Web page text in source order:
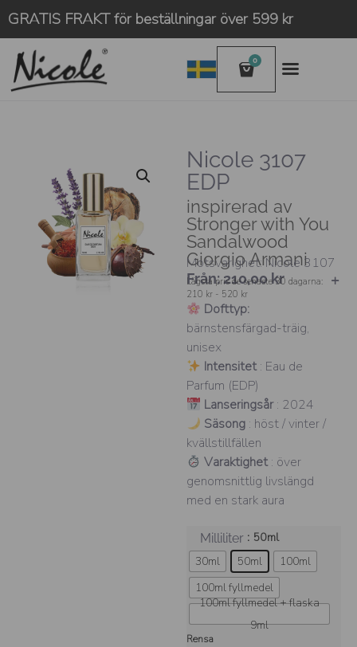
GRATIS FRAKT för beställningar över 599 kr
0
Nicole 3107
EDP
inspirerad av
Stronger with You
Sandalwood
Giorgio Armani
Motsvarighet: Nicole 3107
Från:210,00kr
Lägsta pris de senaste 30 dagarna:
210 kr - 520 kr
Dofttyp:
bärnstensfärgad-träig,
unisex
Intensitet : Eau de
Parfum (EDP)
Lanseringsår: 2024
Säsong : höst / vinter /
kvällstillfällen
Varaktighet : över
genomsnittlig livslängd
med en stark aura
Milliliter : 50ml
30ml 50ml
100ml
100ml fyllmedel
100ml fyllmedel + flaska
9ml
Rensa